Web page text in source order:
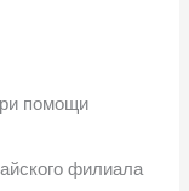
помощи
филиала